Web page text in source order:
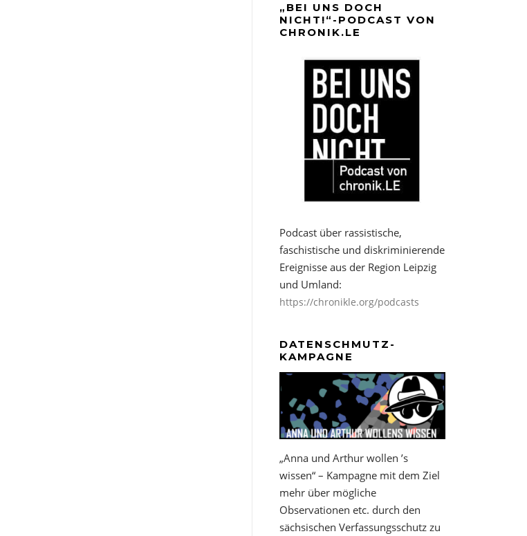
„BEI UNS DOCH
NICHT!“-PODCAST VON
CHRONIK.LE
Podcast über rassistische,
faschistische und diskriminierende
Ereignisse aus der Region Leipzig
und Umland:
https://chronikle.org/podcasts
DATENSCHMUTZ-
KAMPAGNE
„Anna und Arthur wollen ’s
wissen“ – Kampagne mit dem Ziel
mehr über mögliche
Observationen etc. durch den
sächsischen Verfassungsschutz zu